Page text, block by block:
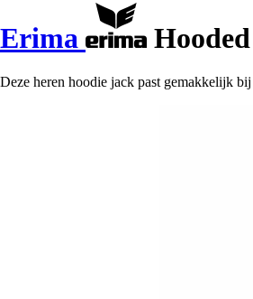
Erima
Deze heren hoodie jack past gemakkelijk